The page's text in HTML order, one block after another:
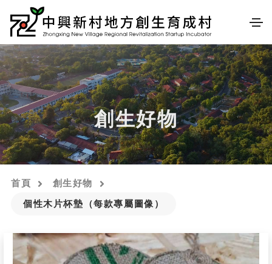
創生好物
首頁
創生好物
個性木片杯墊（每款專屬圖像）